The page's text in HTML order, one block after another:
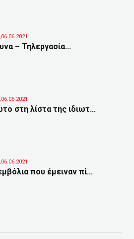
– Τηλεργασία...
στη λίστα της ιδιωτ...
που έμειναν πί...